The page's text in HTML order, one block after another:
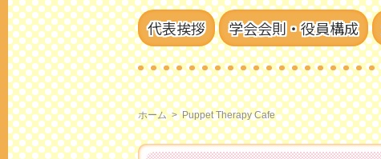
代表挨拶 学会会則・役員構成
ホーム > Puppet Therapy Cafe